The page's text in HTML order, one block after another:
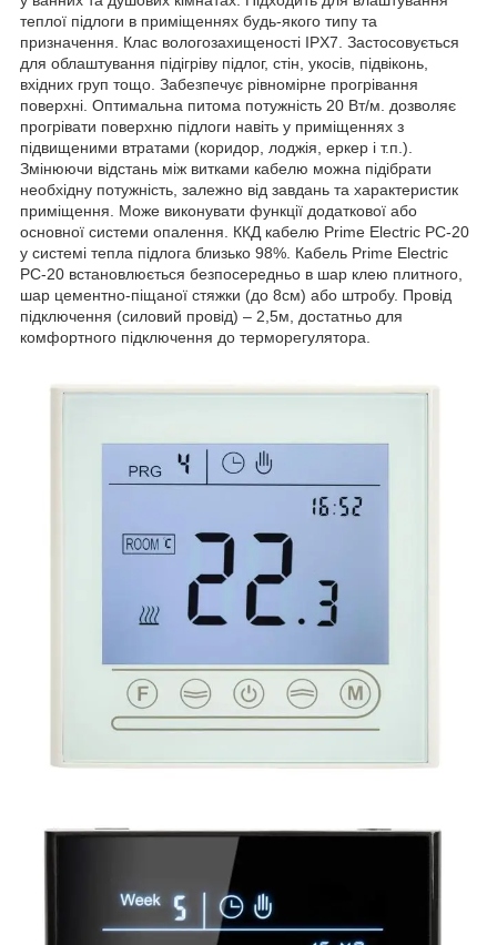
теплої підлоги в приміщеннях будь-якого типу та
призначення. Клас вологозахищеності IPX7. Застосовується
для облаштування підігріву підлог, стін, укосів, підвіконь,
вхідних груп тощо. Забезпечує рівномірне прогрівання
поверхні. Оптимальна питома потужність 20 Вт/м. дозволяє
прогрівати поверхню підлоги навіть у приміщеннях з
підвищеними втратами (коридор, лоджія, еркер і т.п.).
Змінюючи відстань між витками кабелю можна підібрати
необхідну потужність, залежно від завдань та характеристик
приміщення. Може виконувати функції додаткової або
основної системи опалення. ККД кабелю Prime Electric PC-20
у системі тепла підлога близько 98%. Кабель Prime Electric
PC-20 встановлюється безпосередньо в шар клею плитного,
шар цементно-піщаної стяжки (до 8см) або штробу. Провід
підключення (силовий провід) – 2,5м, достатньо для
комфортного підключення до терморегулятора.